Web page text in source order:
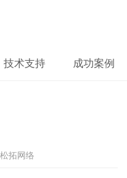
技术支持 成功案例
拓网络